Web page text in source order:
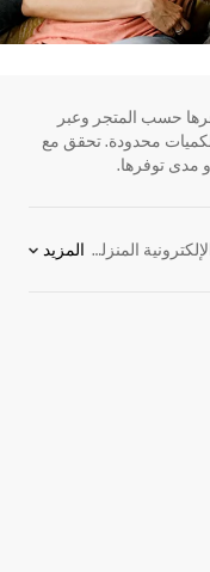
حسب المتجر وعبر
محدودة. تحقق مع
و مدى توفرها.
استعد لخوض تجربة استثنائية مع منتجات LG الإلكترونية المنزلية الرائدة التي تفوق توقعاتك فيما يتعلق بأنظمة الترفيه المنزلي. سواء كنت ترغب في مشاهدة أفلامك المفضلة على أفضل التلفزيونات الذكية، أو الاستمتاع بالألعاب والفيديو، فإن LG ستوفر لك كل ما تحتاج إليه لخلق تجربة ترفيهية رائعة. اكتشف الآن مجموعة واسعة من تلفزيونات LG التي تتضمن تلفزيونات ذكية وتلفزيونات OLED، بالإضافة إلى أجهزة العرض المنزلية التي تتناسب مع جميع احتياجاتك. ستجد لدينا كل ما تحلم به لتعزيز تجربة المشاهدة والاستمتاع بأعلى جودة صوت وصورة. استكشف الآن واستمتع بأفضل ما تقدمه LG في عالم الترفيه المنزلي. المزيد